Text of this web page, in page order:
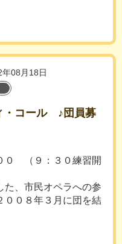
08月18日
・コール ♪団員募
０ （９：３０練習開
た、市民オペラへの参
００８年３月に団を結